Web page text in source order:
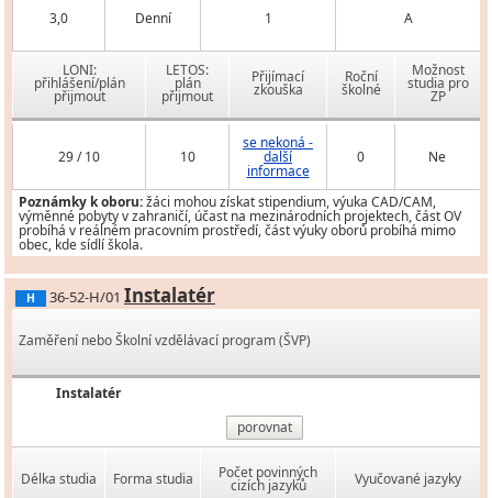
3,0 Denní 1 A
LONI:
přihlášení/plán
přijmout
LETOS:
plán
přijmout
Přijímací
zkouška
Roční
školné
Možnost
studia pro
ZP
29 / 10 10
se nekoná -
další
informace
0 Ne
Poznámky k oboru:žáci mohou získat stipendium, výuka CAD/CAM,
výměnné pobyty v zahraničí, účast na mezinárodních projektech, část OV
probíhá v reálném pracovním prostředí, část výuky oborů probíhá mimo
obec, kde sídlí škola.
H 36-52-H/01 Instalatér
Zaměření nebo Školní vzdělávací program (ŠVP)
Instalatér
porovnat
Délka studia Forma studia Počet povinných
cizích jazyků Vyučované jazyky